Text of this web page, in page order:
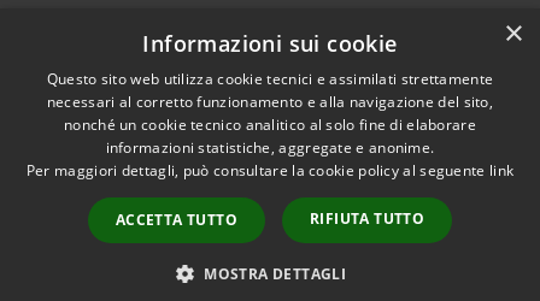
RSS
Accessibilità
Cookie
Mappa del sito
Segnalazioni di non
Copyright © 2026 • Comune di
Renate • Powered by
Municipium•Accesso
redazione
×
Informazioni sui cookie
Questo sito web utilizza cookie tecnici e assimilati strettamente
necessari al corretto funzionamento e alla navigazione del sito,
nonché un cookie tecnico analitico al solo fine di elaborare
informazioni statistiche, aggregate e anonime.
Per maggiori dettagli, può consultare la cookie policy al seguente link
ACCETTA TUTTO RIFIUTA TUTTO
MOSTRA DETTAGLI